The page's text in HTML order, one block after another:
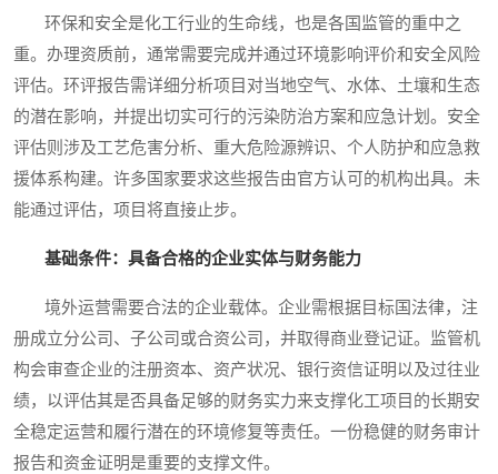
环保和安全是化工行业的生命线，也是各国监管的重中之
重。办理资质前，通常需要完成并通过环境影响评价和安全风险
评估。环评报告需详细分析项目对当地空气、水体、土壤和生态
的潜在影响，并提出切实可行的污染防治方案和应急计划。安全
评估则涉及工艺危害分析、重大危险源辨识、个人防护和应急救
援体系构建。许多国家要求这些报告由官方认可的机构出具。未
能通过评估，项目将直接止步。
基础条件：具备合格的企业实体与财务能力
境外运营需要合法的企业载体。企业需根据目标国法律，注
册成立分公司、子公司或合资公司，并取得商业登记证。监管机
构会审查企业的注册资本、资产状况、银行资信证明以及过往业
绩，以评估其是否具备足够的财务实力来支撑化工项目的长期安
全稳定运营和履行潜在的环境修复等责任。一份稳健的财务审计
报告和资金证明是重要的支撑文件。